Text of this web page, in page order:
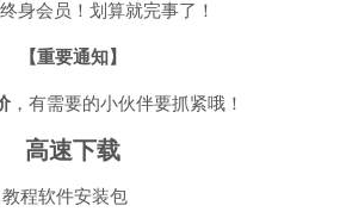
身会员！划算就完事了！
【重要通知】
，有需要的小伙伴要抓紧哦！
高速下载
程软件安装包